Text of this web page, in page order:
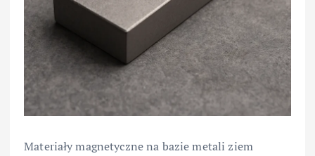
Materiały magnetyczne na bazie metali ziem